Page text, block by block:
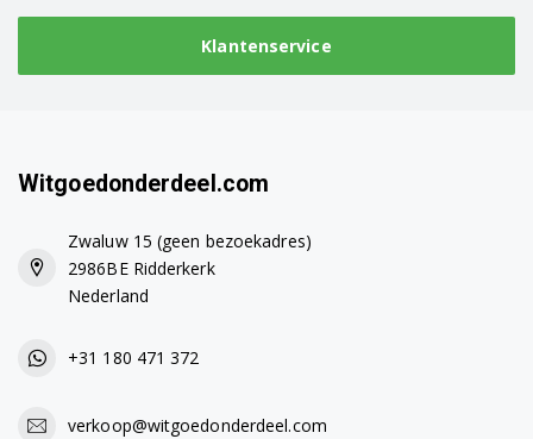
Klantenservice
Witgoedonderdeel.com
Zwaluw 15 (geen bezoekadres)
2986BE Ridderkerk
Nederland
+31 180 471 372
verkoop@witgoedonderdeel.com